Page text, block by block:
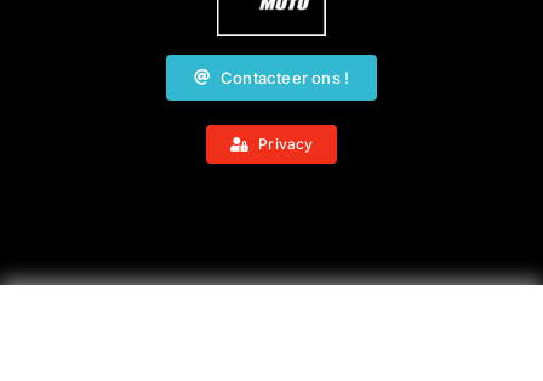
Contacteer ons !
Privacy